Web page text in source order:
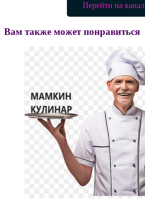
Перейти на канал
Вам также может понравиться